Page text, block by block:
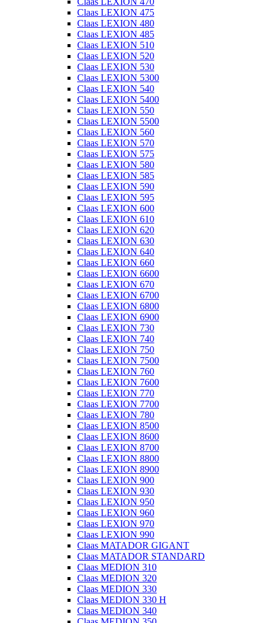
Claas LEXION 475
Claas LEXION 480
Claas LEXION 485
Claas LEXION 510
Claas LEXION 520
Claas LEXION 530
Claas LEXION 5300
Claas LEXION 540
Claas LEXION 5400
Claas LEXION 550
Claas LEXION 5500
Claas LEXION 560
Claas LEXION 570
Claas LEXION 575
Claas LEXION 580
Claas LEXION 585
Claas LEXION 590
Claas LEXION 595
Claas LEXION 600
Claas LEXION 610
Claas LEXION 620
Claas LEXION 630
Claas LEXION 640
Claas LEXION 660
Claas LEXION 6600
Claas LEXION 670
Claas LEXION 6700
Claas LEXION 6800
Claas LEXION 6900
Claas LEXION 730
Claas LEXION 740
Claas LEXION 750
Claas LEXION 7500
Claas LEXION 760
Claas LEXION 7600
Claas LEXION 770
Claas LEXION 7700
Claas LEXION 780
Claas LEXION 8500
Claas LEXION 8600
Claas LEXION 8700
Claas LEXION 8800
Claas LEXION 8900
Claas LEXION 900
Claas LEXION 930
Claas LEXION 950
Claas LEXION 960
Claas LEXION 970
Claas LEXION 990
Claas MATADOR GIGANT
Claas MATADOR STANDARD
Claas MEDION 310
Claas MEDION 320
Claas MEDION 330
Claas MEDION 330 H
Claas MEDION 340